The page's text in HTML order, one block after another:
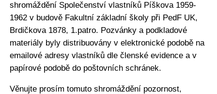
shromáždění Společenství vlastníků Píškova 1959-
1962 v budově Fakultní základní školy při PedF UK,
Brdičkova 1878, 1.patro. Pozvánky a podkladové
materiály byly distribuovány v elektronické podobě na
emailové adresy vlastníků dle členské evidence a v
papírové podobě do poštovních schránek.
Věnujte prosím tomuto shromáždění pozornost,